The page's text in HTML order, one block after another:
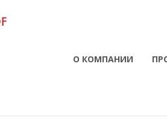
О КОМПАНИИ